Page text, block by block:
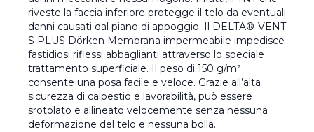
riveste la faccia inferiore protegge il telo da eventuali
danni causati dal piano di appoggio. Il DELTA®-VENT
S PLUS Dörken Membrana impermeabile impedisce
fastidiosi riflessi abbaglianti attraverso lo speciale
trattamento superficiale. Il peso di 150 g/m²
consente una posa facile e veloce. Grazie all’alta
sicurezza di calpestio e lavorabilità, può essere
srotolato e allineato velocemente senza nessuna
deformazione del telo e nessuna bolla.